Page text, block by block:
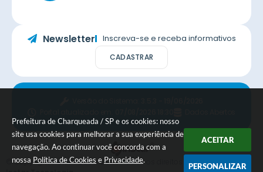
Prefeitura de Charqueada / SP e os cookies: nosso
site usa cookies para melhorar a sua experiência de
navegação. Ao continuar você concorda com a
nossa Política de Cookies e Privacidade.
ACEITAR
PERSONALIZAR
Newsletter Inscreva-se e receba informativos
CADASTRAR
© Copyright Instar - 2006-2026. Todos os direitos reservados -